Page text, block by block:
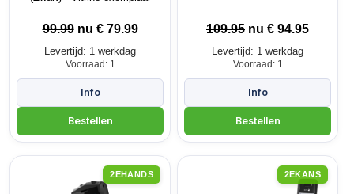
99.99nu € 79.99
Levertijd: 1 werkdag
Voorraad: 1
109.95 nu € 94.95
Levertijd: 1 werkdag
Voorraad: 1
2EHANDS 2EKANS